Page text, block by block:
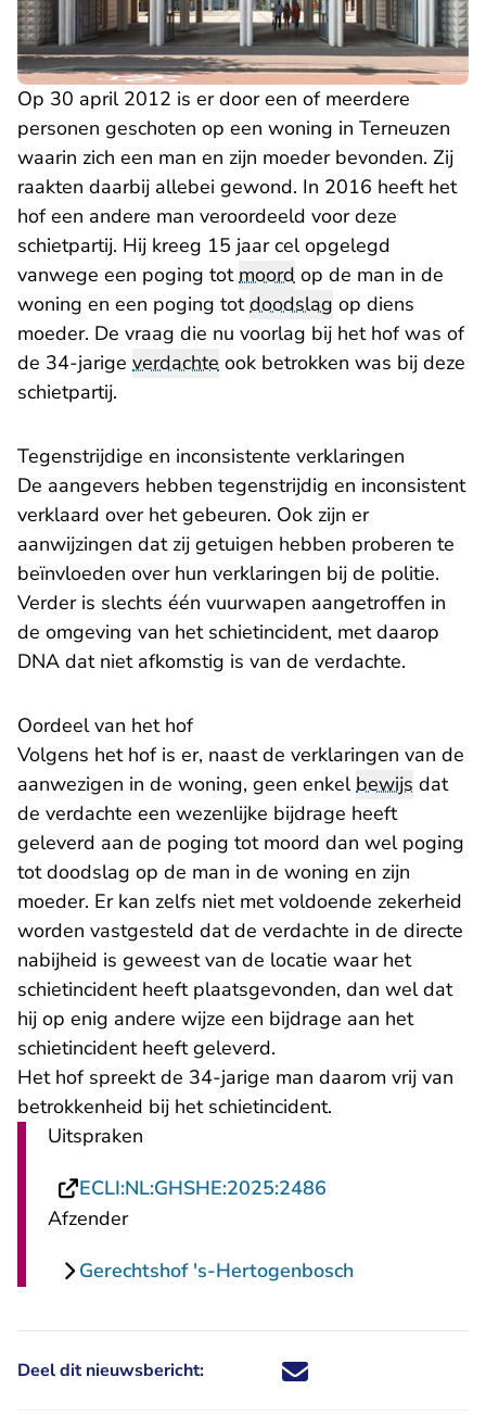
Op 30 april 2012 is er door een of meerdere
personen geschoten op een woning in Terneuzen
waarin zich een man en zijn moeder bevonden. Zij
raakten daarbij allebei gewond. In 2016 heeft het
hof een andere man veroordeeld voor deze
schietpartij. Hij kreeg 15 jaar cel opgelegd
vanwege een poging totmoord op de man in de
woning en een poging totdoodslag op diens
moeder. De vraag die nu voorlag bij het hof was of
de 34-jarige verdachte ook betrokken was bij deze
schietpartij.
Tegenstrijdige en inconsistente verklaringen
De aangevers hebben tegenstrijdig en inconsistent
verklaard over het gebeuren. Ook zijn er
aanwijzingen dat zij getuigen hebben proberen te
beïnvloeden over hun verklaringen bij de politie.
Verder is slechts één vuurwapen aangetroffen in
de omgeving van het schietincident, met daarop
DNA dat niet afkomstig is van de verdachte.
Oordeel van het hof
Volgens het hof is er, naast de verklaringen van de
aanwezigen in de woning, geen enkelbewijs dat
de verdachte een wezenlijke bijdrage heeft
geleverd aan de poging tot moord dan wel poging
tot doodslag op de man in de woning en zijn
moeder. Er kan zelfs niet met voldoende zekerheid
worden vastgesteld dat de verdachte in de directe
nabijheid is geweest van de locatie waar het
schietincident heeft plaatsgevonden, dan wel dat
hij op enig andere wijze een bijdrage aan het
schietincident heeft geleverd.
Het hof spreekt de 34-jarige man daarom vrij van
betrokkenheid bij het schietincident.
Uitspraken
ECLI:NL:GHSHE:2025:2486
Afzender
Gerechtshof 's-Hertogenbosch
Deel dit nieuwsbericht: Deel dit nieuwsbericht via X -
Deel dit nieuwsbericht via
Deel dit nieuwsbericht
Deel dit